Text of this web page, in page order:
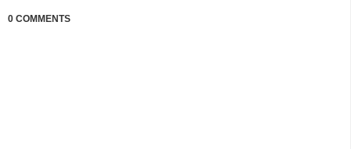
0 COMMENTS